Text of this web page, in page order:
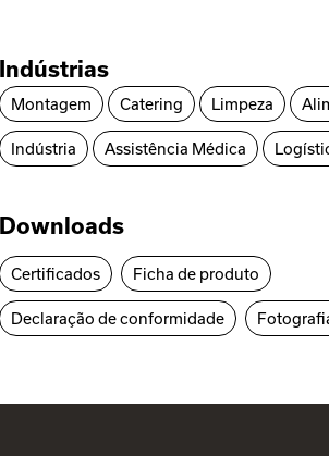
Indústrias
Montagem Catering Limpeza
Indústria Assistência Médica
Downloads
Certificados Ficha de produto
Declaração de conformidade